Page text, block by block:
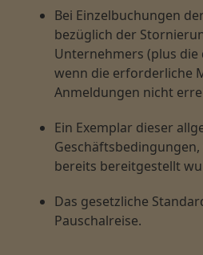
Bei Einzelbuchungen
bezüglich der
Unternehmers (plus die
wenn die erforderliche
Anmeldungen nicht
Ein Exemplar dieser
bereits bereitgestellt
Das gesetzliche
Pauschalreise.